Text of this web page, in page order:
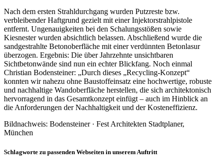
Nach dem ersten Strahldurchgang wurden Putzreste bzw.
verbleibender Haftgrund gezielt mit einer Injektorstrahlpistole
entfernt. Ungenauigkeiten bei den Schalungsstößen sowie
Kiesnester wurden absichtlich belassen. Abschließend wurde die
sandgestrahlte Betonoberfläche mit einer verdünnten Betonlasur
überzogen. Ergebnis: Die über Jahrzehnte unsichtbaren
Sichtbetonwände sind nun ein echter Blickfang. Noch einmal
Christian Bodensteiner: „Durch dieses „Recycling-Konzept“
konnten wir nahezu ohne Baustoffeinsatz eine hochwertige, robuste
und nachhaltige Wandoberfläche herstellen, die sich architektonisch
hervorragend in das Gesamtkonzept einfügt – auch im Hinblick an
die Anforderungen der Nachhaltigkeit und der Kosteneffizienz.
Bildnachweis: Bodensteiner · Fest Architekten Stadtplaner,
München
Schlagworte zu passenden Webseiten in unserem Auftritt